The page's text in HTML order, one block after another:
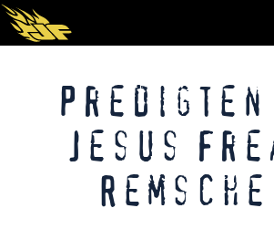
Predigten
Jesus